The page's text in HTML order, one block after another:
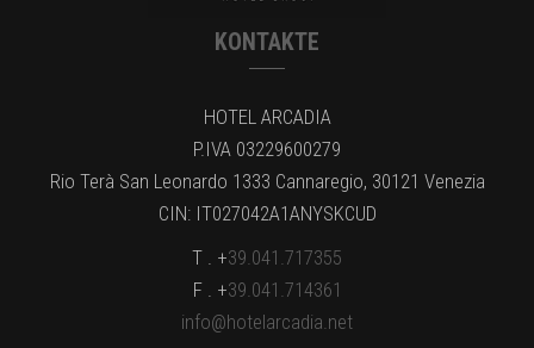
KONTAKTE
HOTEL ARCADIA
P.IVA 03229600279
Rio Terà San Leonardo 1333 Cannaregio, 30121 Venezia
CIN: IT027042A1ANYSKCUD
T . +39.041.717355
F . +39.041.714361
info@hotelarcadia.net